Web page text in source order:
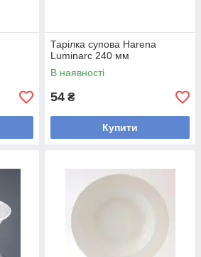
Тарілка супова Harena
Luminarc 240 мм
В наявності
54 ₴
Купити